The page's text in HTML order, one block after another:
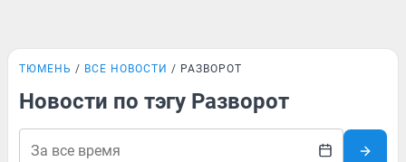
ТЮМЕНЬ ВСЕ НОВОСТИ РАЗВОРОТ
Новости по тэгу Разворот